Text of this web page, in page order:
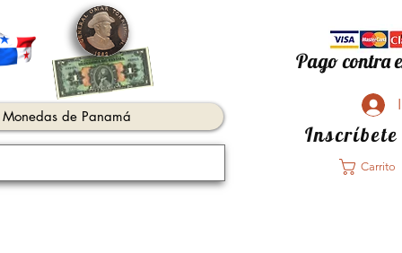
Monedas de Panamá
Pago contra
Carrito